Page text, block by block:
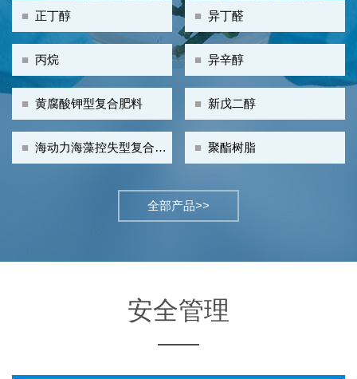
■异丁醛
■ 正丁醇
■异辛醇
■ 丙烷
■ 新戊二醇
■ 黄腐酸钾型复合肥料
■聚酯树脂
■ 海动力海藻控失型复合肥
全部产品>>
安全管理